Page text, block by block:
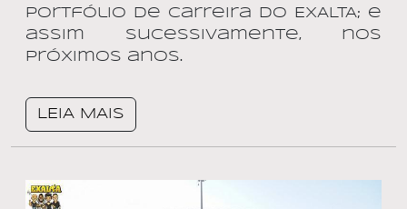
portfólio de carreira do EXALTA; e
assim sucessivamente, nos
próximos anos.
LEIA MAIS